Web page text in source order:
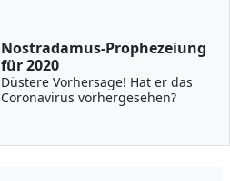
Nostradamus-Prophezeiung
für 2020
Düstere Vorhersage! Hat er das
Coronavirus vorhergesehen?